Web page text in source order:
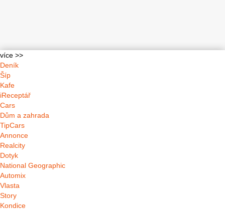
více >>
Deník
Šíp
Kafe
iReceptář
Cars
Dům a zahrada
TipCars
Annonce
Realcity
Dotyk
National Geographic
Automix
Vlasta
Story
Kondice